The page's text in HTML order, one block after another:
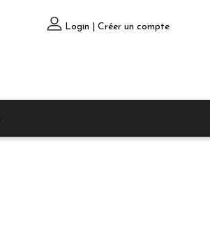
Login | Créer un compte